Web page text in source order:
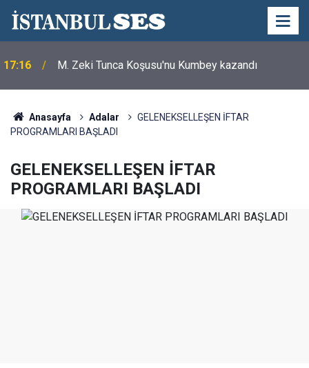
17:16 M. Zeki Tunca Koşusu'nu Kumbey kazandı
Anasayfa Adalar
GELENEKSELLEŞEN İFTAR
PROGRAMLARI BAŞLADI
GELENEKSELLEŞEN İFTAR
PROGRAMLARI BAŞLADI